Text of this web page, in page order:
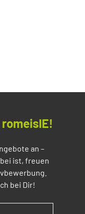
an –
ist, freuen
bei Dir!